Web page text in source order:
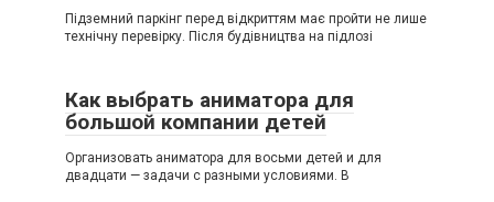
Підземний паркінг перед відкриттям має пройти не лише
технічну перевірку. Після будівництва на підлозі
Как выбрать аниматора для
большой компании детей
Организовать аниматора для восьми детей и для
двадцати — задачи с разными условиями. В